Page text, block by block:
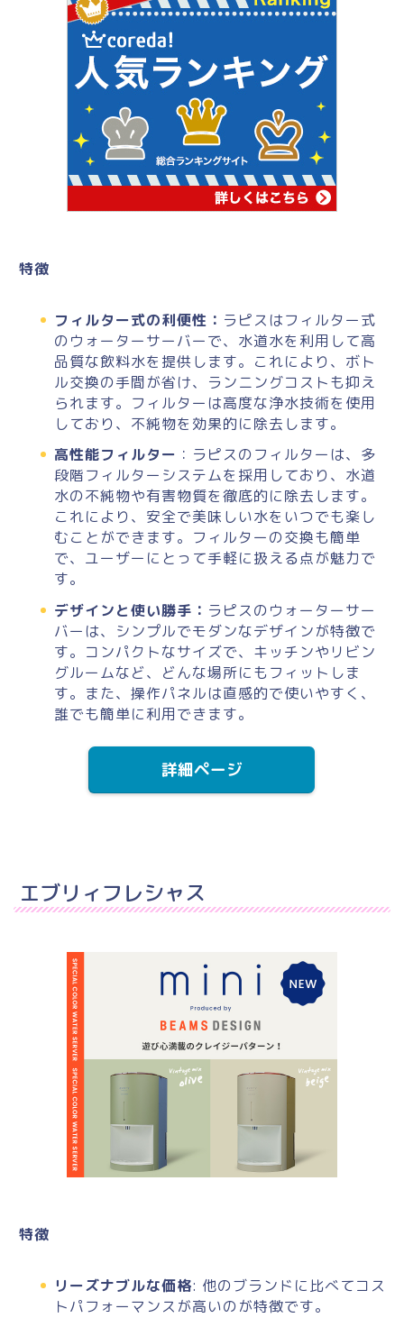
特徴
フィルター式の利便性： ラピスはフィルター式
のウォーターサーバーで、水道水を利用して高
品質な飲料水を提供します。これにより、ボト
ル交換の手間が省け、ランニングコストも抑え
られます。フィルターは高度な浄水技術を使用
しており、不純物を効果的に除去します。
高性能フィルター ：ラピスのフィルターは、多
段階フィルターシステムを採用しており、水道
水の不純物や有害物質を徹底的に除去します。
これにより、安全で美味しい水をいつでも楽し
むことができます。フィルターの交換も簡単
で、ユーザーにとって手軽に扱える点が魅力で
す。
デザインと使い勝手： ラピスのウォーターサー
バーは、シンプルでモダンなデザインが特徴で
す。コンパクトなサイズで、キッチンやリビン
グルームなど、どんな場所にもフィットしま
す。また、操作パネルは直感的で使いやすく、
誰でも簡単に利用できます。
詳細ページ
エブリィフレシャス
特徴
リーズナブルな価格: 他のブランドに比べてコス
トパフォーマンスが高いのが特徴です。